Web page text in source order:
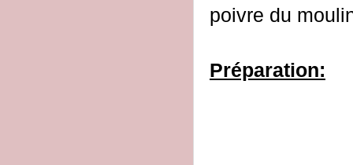
poivre du
Préparation: